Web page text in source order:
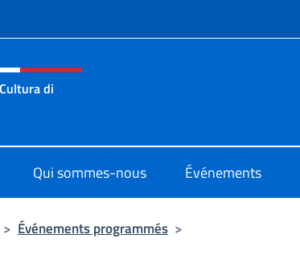
tête de menu
di
Qui sommes-nous Événements
> Événements programmés >